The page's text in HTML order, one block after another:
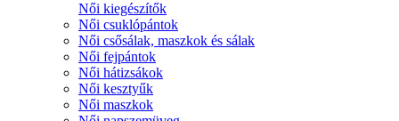
Női kiegészítők
Női csuklópántok
Női csősálak, maszkok és sálak
Női fejpántok
Női hátizsákok
Női kesztyűk
Női maszkok